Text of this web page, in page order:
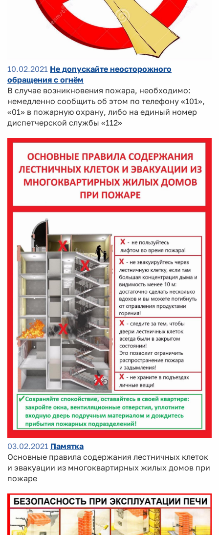
10.02.2021 Не допускайте неосторожного
обращения с огнём
В случае возникновения пожара, необходимо:
немедленно сообщить об этом по телефону «101»,
«01» в пожарную охрану, либо на единый номер
диспетчерской службы «112»
03.02.2021 Памятка
Основные правила содержания лестничных клеток
и эвакуации из многоквартирных жилых домов при
пожаре